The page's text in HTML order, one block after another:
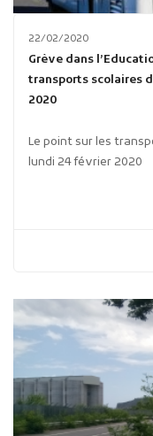
22/02/2020
Grève dans
transports scolaires
2020
Le point sur les
lundi 24 février 2020